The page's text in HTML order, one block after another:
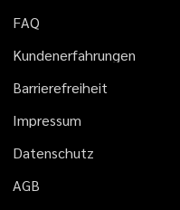
FAQ
Kundenerfahrungen
Barrierefreiheit
Impressum
Datenschutz
AGB